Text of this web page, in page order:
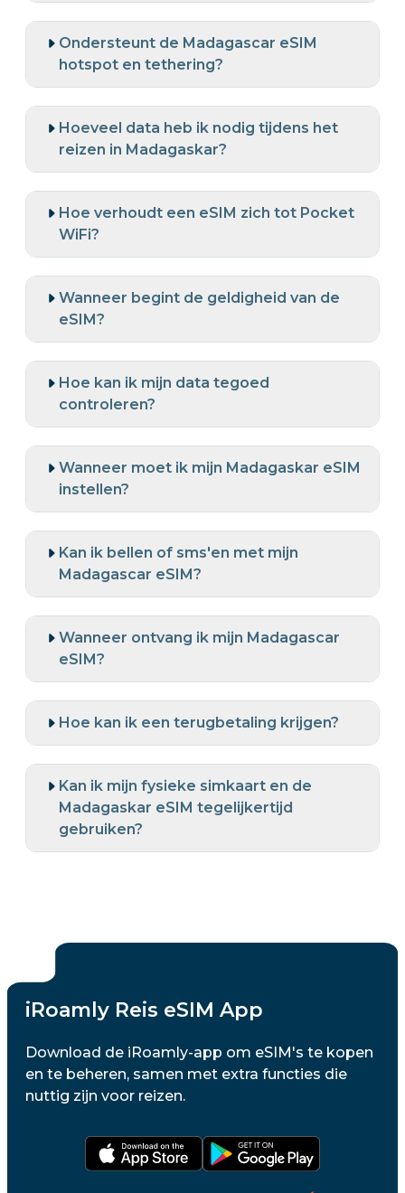
Ondersteunt de Madagascar eSIM
hotspot en tethering?
Hoeveel data heb ik nodig tijdens het
reizen in Madagaskar?
Hoe verhoudt een eSIM zich tot Pocket
WiFi?
Wanneer begint de geldigheid van de
eSIM?
Hoe kan ik mijn data tegoed
controleren?
Wanneer moet ik mijn Madagaskar eSIM
instellen?
Kan ik bellen of sms'en met mijn
Madagascar eSIM?
Wanneer ontvang ik mijn Madagascar
eSIM?
Hoe kan ik een terugbetaling krijgen?
Kan ik mijn fysieke simkaart en de
Madagaskar eSIM tegelijkertijd
gebruiken?
iRoamly Reis eSIM App
Download de iRoamly-app om eSIM's te kopen
en te beheren, samen met extra functies die
nuttig zijn voor reizen.